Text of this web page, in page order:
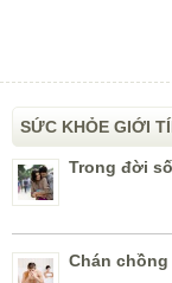
SỨC KHỎE GIỚI
Trong đời
Chán